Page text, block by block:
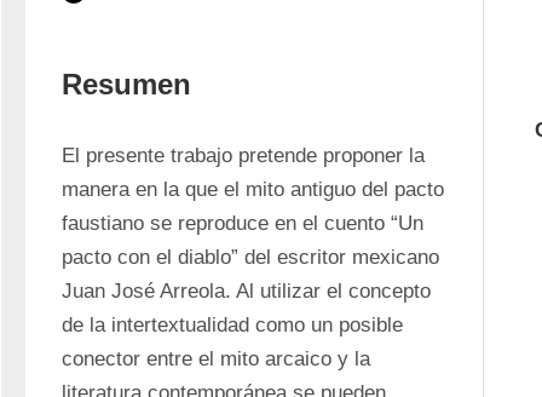
Resumen
El presente trabajo pretende proponer la
manera en la que el mito antiguo del pacto
faustiano se reproduce en el cuento “Un
pacto con el diablo” del escritor mexicano
Juan José Arreola. Al utilizar el concepto
de la intertextualidad como un posible
conector entre el mito arcaico y la